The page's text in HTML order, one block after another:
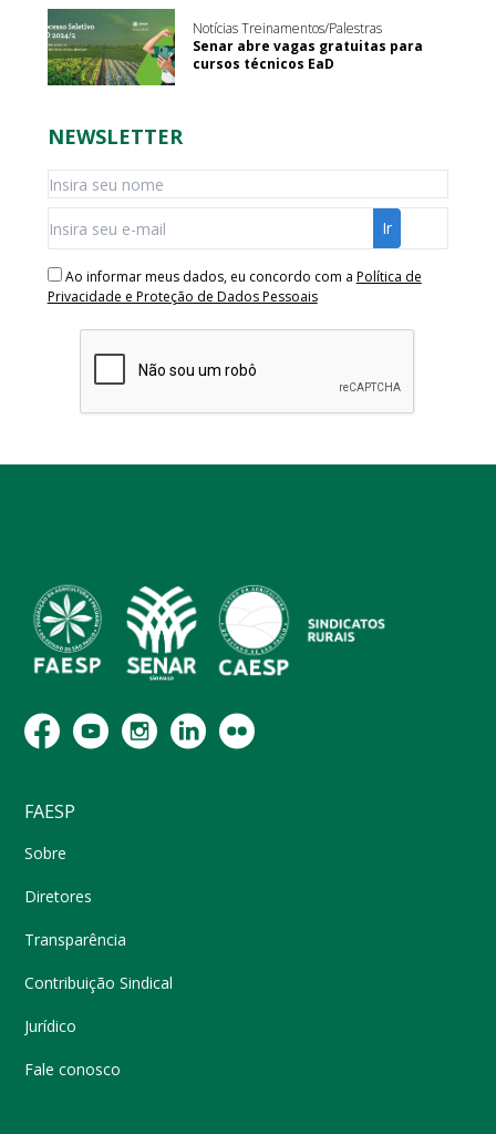
Notícias Treinamentos/Palestras
Senar abre vagas gratuitas para
cursos técnicos EaD
NEWSLETTER
Ao informar meus dados, eu concordo com a Política de
Privacidade e Proteção de Dados Pessoais
FAESP
Sobre
Diretores
Transparência
Contribuição Sindical
Jurídico
Fale conosco